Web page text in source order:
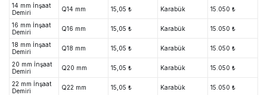
14 mm İnşaat
Demiri
Q14 mm 15,05 ₺ Karabük 15.050 ₺
16 mm İnşaat
Demiri
Q16 mm 15,05 ₺ Karabük 15.050 ₺
18 mm İnşaat
Demiri
Q18 mm 15,05 ₺ Karabük 15.050 ₺
20 mm İnşaat
Demiri
Q20 mm 15,05 ₺ Karabük 15.050 ₺
22 mm İnşaat
Demiri
Q22 mm 15,05 ₺ Karabük 15.050 ₺